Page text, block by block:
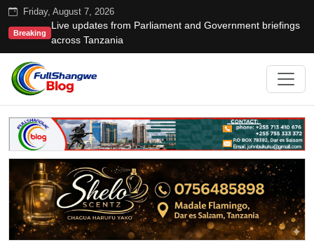
Friday, August 7, 2026
Breaking
Live updates from Parliament and Government briefings
across Tanzania